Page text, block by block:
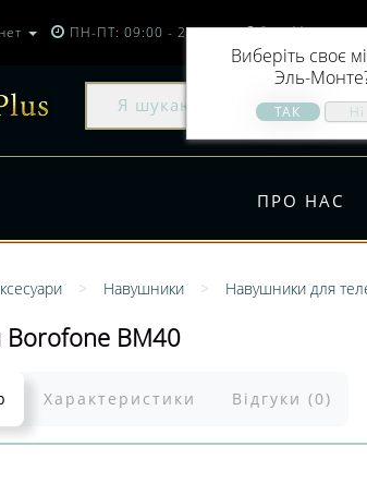
ПН-ПТ: 09:00 - 20:00 Эль-Монте
Виберіть своє
Эль-Монте
ПРО НАС
Навушники Навушники для
BM40
Характеристики Відгуки (0)